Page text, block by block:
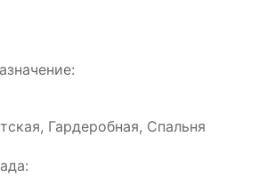
Гардеробная, Спальня